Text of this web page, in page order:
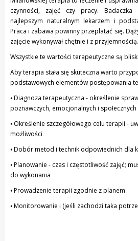
czynności, zajęć czy pracy.
najlepszym naturalnym lekarzem i
Praca i zabawa powinny przeplatać się.
zajęcie wykonywał chętnie i z przyjemnością.
Wszystkie te wartości terapeutyczne są
Aby terapia stała się skuteczna warto
podstawowych elementów postępowania
⦁ Diagnoza terapeutyczna - określenie
poznawczych, emocjonalnych i społecznych
⦁ Określenie szczegółowego celu terapii -
możliwości
⦁ Dobór metod i technik odpowiednich dla
⦁ Planowanie - czas i częstotliwość zajęć;
do wykonania
⦁ Prowadzenie terapii zgodnie z planem
⦁ Monitorowanie i (jeśli zachodzi taka